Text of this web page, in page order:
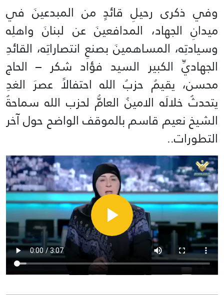
وفي ذكرى رحيلِ قائدٍ من المبدعينَ في
ميدانِ الجهاد، المدافعينَ عن لبنانَ واهلِه
وسيادتِه، المساهمينَ بصنعِ انتصاراتِه، القائدِ
الجهاديِّ الكبير السيد فؤاد شكر – الحاج
محسن، يقيمُ حزبُ الله احتفالاً عصرَ الغدِ
يتحدثُ خلالَه الامينُ العامُّ لحزب الله سماحةُ
الشيخ نعيم قاسم بالموقف الواضح حول آخر
التطورات..